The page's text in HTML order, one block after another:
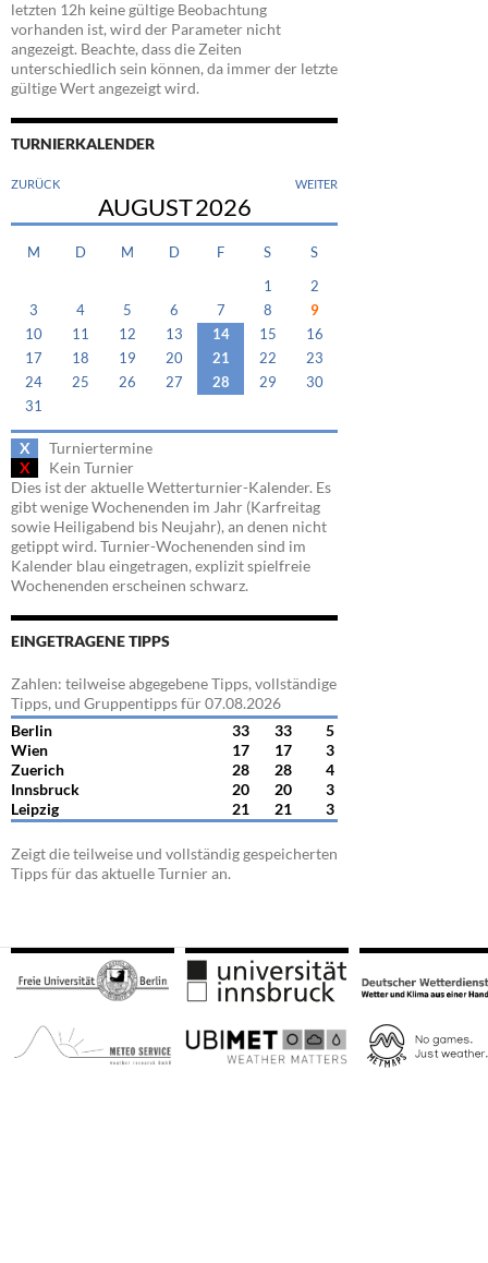
letzten 12h keine gültige Beobachtung
vorhanden ist, wird der Parameter nicht
angezeigt. Beachte, dass die Zeiten
unterschiedlich sein können, da immer der letzte
gültige Wert angezeigt wird.
TURNIERKALENDER
ZURÜCK WEITER
AUGUST2026
M D M D F S S
1
2
3
4 5 6 7 8
9
10
11 12 13 14 15
16
17
18 19 20 21 22
23
24
25 26 27 28 29
30
31
X
Turniertermine
X
Kein Turnier
Dies ist der aktuelle Wetterturnier-Kalender. Es
gibt wenige Wochenenden im Jahr (Karfreitag
sowie Heiligabend bis Neujahr), an denen nicht
getippt wird. Turnier-Wochenenden sind im
Kalender blau eingetragen, explizit spielfreie
Wochenenden erscheinen schwarz.
EINGETRAGENE TIPPS
Zahlen: teilweise abgegebene Tipps, vollständige
Tipps, und Gruppentipps für 07.08.2026
Berlin
33 33
5
Wien
17 17
3
Zuerich
28 28
4
Innsbruck
20 20
3
Leipzig
21 21 3
Zeigt die teilweise und vollständig gespeicherten
Tipps für das aktuelle Turnier an.